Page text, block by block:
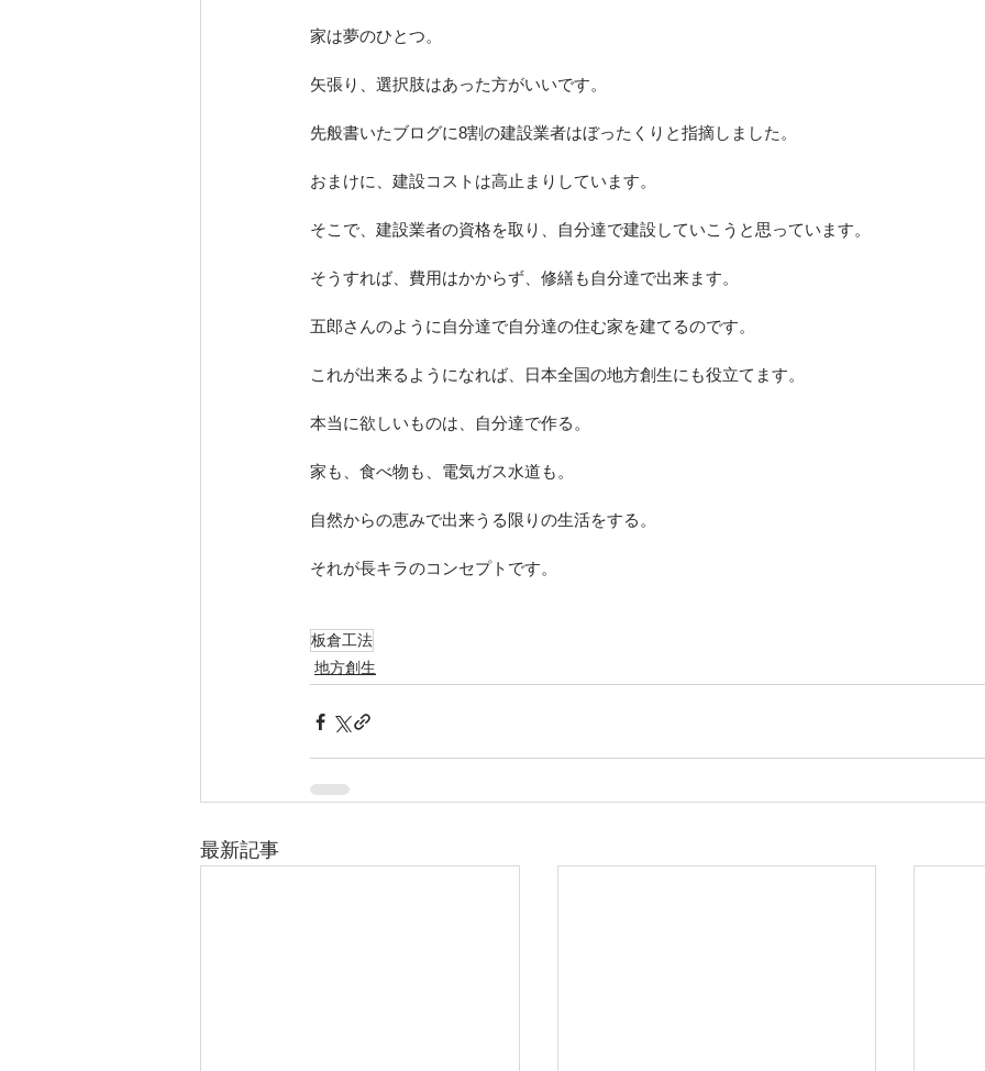
家は夢のひとつ。
矢張り、選択肢はあった方がいいです。
先般書いたブログに8割の建設業者はぼったくりと指摘しました。
おまけに、建設コストは高止まりしています。
そこで、建設業者の資格を取り、自分達で建設していこうと思っています。
そうすれば、費用はかからず、修繕も自分達で出来ます。
五郎さんのように自分達で自分達の住む家を建てるのです。
これが出来るようになれば、日本全国の地方創生にも役立てます。
本当に欲しいものは、自分達で作る。
家も、食べ物も、電気ガス水道も。
自然からの恵みで出来うる限りの生活をする。
それが長キラのコンセプトです。
板倉工法
地方創生
最新記事